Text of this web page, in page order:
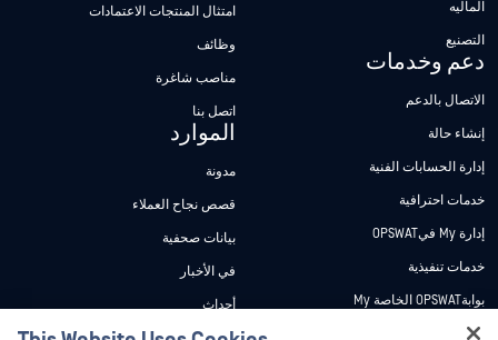
الماليه
التصنيع
دعم وخدمات
الاتصال بالدعم
إنشاء حالة
إدارة الحسابات الفنية
خدمات احترافية
إدارة My فيOPSWAT
خدمات تنفيذية
بوابةOPSWAT الخاصة My
وثائق تقنية
امتثال المنتجات الاعتمادات
وظائف
مناصب شاغرة
اتصل بنا
الموارد
مدونة
قصص نجاح العملاء
بيانات صحفية
في الأخبار
أحداث